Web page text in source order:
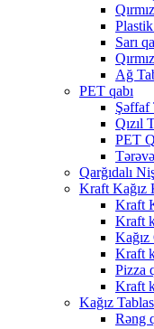
Sarı
Ağ
PET qabı
Şəffaf
Qızıl
PET
Qarğıdalı
Kraft Kağız
Kraft
Kraft
Kağız
Kraft
Pizza
Kraft
Kağız
Rəng